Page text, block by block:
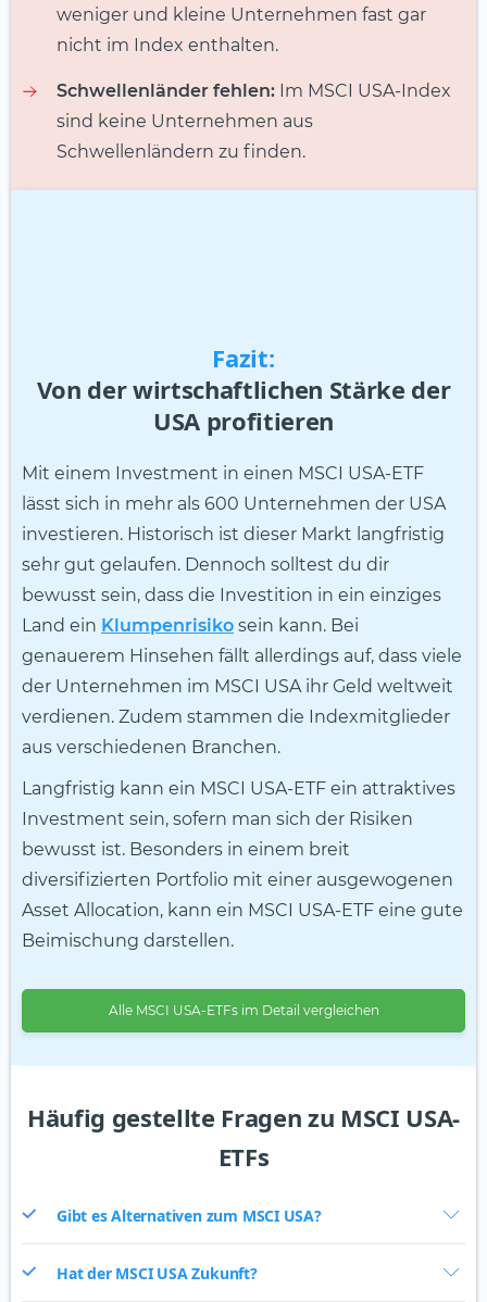
weniger und kleine Unternehmen fast gar
nicht im Index enthalten.
Schwellenländer fehlen: Im MSCI USA-Index
sind keine Unternehmen aus
Schwellenländern zu finden.
Fazit:
Von der wirtschaftlichen Stärke der
USA profitieren
Mit einem Investment in einen MSCI USA-ETF
lässt sich in mehr als 600 Unternehmen der USA
investieren. Historisch ist dieser Markt langfristig
sehr gut gelaufen. Dennoch solltest du dir
bewusst sein, dass die Investition in ein einziges
Land ein Klumpenrisiko sein kann. Bei
genauerem Hinsehen fällt allerdings auf, dass viele
der Unternehmen im MSCI USA ihr Geld weltweit
verdienen. Zudem stammen die Indexmitglieder
aus verschiedenen Branchen.
Langfristig kann ein MSCI USA-ETF ein attraktives
Investment sein, sofern man sich der Risiken
bewusst ist. Besonders in einem breit
diversifizierten Portfolio mit einer ausgewogenen
Asset Allocation, kann ein MSCI USA-ETF eine gute
Beimischung darstellen.
Alle MSCI USA-ETFs im Detail vergleichen
Häufig gestellte Fragen zu MSCI USA-
ETFs
Gibt es Alternativen zum MSCI USA?
Hat der MSCI USA Zukunft?